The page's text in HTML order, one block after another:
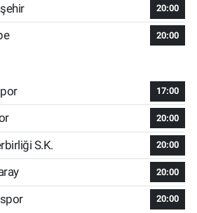
20:00
20:00
17:00
20:00
S.K. 20:00
20:00
20:00